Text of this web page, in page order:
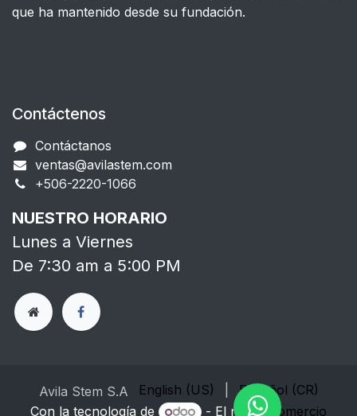
que ha mantenido desde su fundación.
Contáctenos
Contáctanos
ventas@avilastem.com
+506-2220-1066​
NUESTRO HORARIO
Lunes a Viernes
De 7:30 am a 5:00 PM
Avila Stem S.A English (US)
Español (CR)
Con la tecnología de
- El mejor Comercio